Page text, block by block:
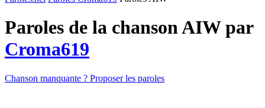
Paroles de la chanson AIW par
Croma619
Chanson manquante ? Proposer les paroles